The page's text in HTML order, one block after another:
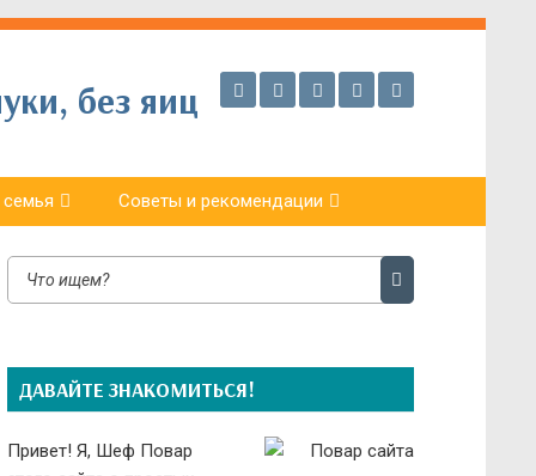
без яиц
Советы и рекомендации
ДАВАЙТЕ ЗНАКОМИТЬСЯ!
Привет! Я, Шеф Повар